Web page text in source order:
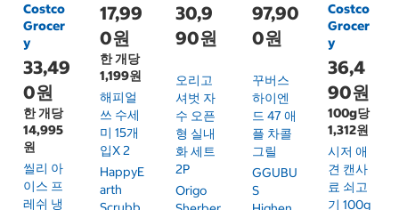
Costco
Grocer
y
33,49
0원
한 개당
14,995
원
씰리 아
이스 프
레쉬 냉
17,99
0원
한 개당
1,199원
해피얼
쓰 수세
미 15개
입x 2
HappyE
Arth
30,9
90원
오리고
셔벗 자
수 오픈
형 실내
화 세트
2P
Origo
97,90
0원
꾸버스
하이엔
드 47 애
플 차콜
그릴
GGUBU
S
Costco
Grocer
y
36,4
90원
100g당
1,312원
시저 애
견 캔사
료 쇠고
기 100g